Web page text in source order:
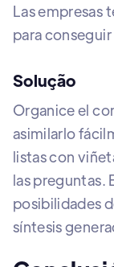
Las empresas
para
Solução
Organice el
asimilarlo
listas con
las preguntas.
posibilidades
síntesis